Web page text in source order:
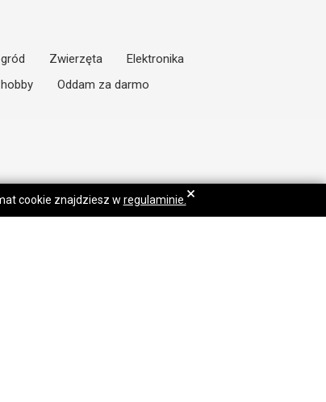
Zwierzęta
Elektronika
Oddam za darmo
cookie znajdziesz w regulaminie. ×